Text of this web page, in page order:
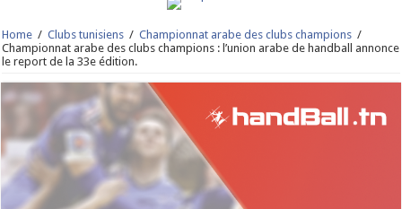
Home / Clubs tunisiens / Championnat arabe des clubs champions /
Championnat arabe des clubs champions : l’union arabe de handball annonce
le report de la 33e édition.